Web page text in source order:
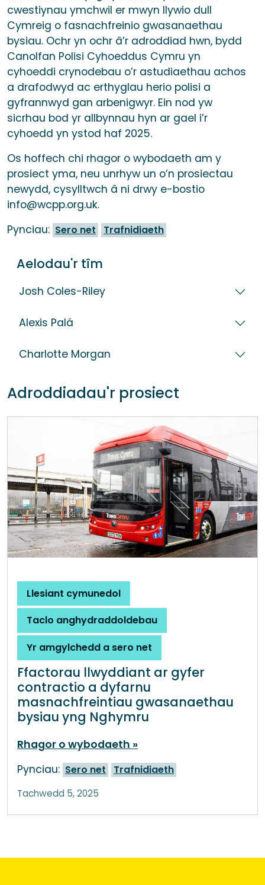
cwestiynau ymchwil er mwyn llywio dull
Cymreig o fasnachfreinio gwasanaethau
bysiau. Ochr yn ochr â’r adroddiad hwn, bydd
Canolfan Polisi Cyhoeddus Cymru yn
cyhoeddi crynodebau o’r astudiaethau achos
a drafodwyd ac erthyglau herio polisi a
gyfrannwyd gan arbenigwyr. Ein nod yw
sicrhau bod yr allbynnau hyn ar gael i’r
cyhoedd yn ystod haf 2025.
Os hoffech chi rhagor o wybodaeth am y
prosiect yma, neu unrhyw un o’n prosiectau
newydd, cysylltwch â ni drwy e-bostio
info@wcpp.org.uk.
Pynciau: Sero net Trafnidiaeth
Aelodau'r tîm
Josh Coles-Riley
Alexis Palá
Charlotte Morgan
Adroddiadau'r prosiect
Llesiant cymunedol
Taclo anghydraddoldebau
Yr amgylchedd a sero net
Ffactorau llwyddiant ar gyfer
contractio a dyfarnu
masnachfreintiau gwasanaethau
bysiau yng Nghymru
Rhagor o wybodaeth
Pynciau: Sero net Trafnidiaeth
Tachwedd 5, 2025